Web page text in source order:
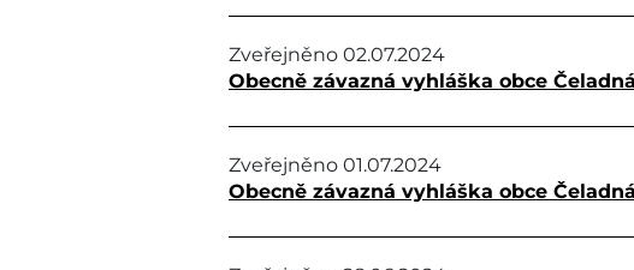
Zveřejněno 02.07.2024
Obecně závazná vyhláška obce
Zveřejněno 01.07.2024
Obecně závazná vyhláška obce